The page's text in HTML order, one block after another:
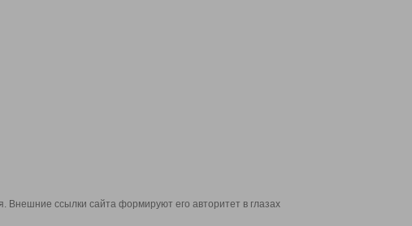
Внешние ссылки сайта формируют его авторитет в глазах